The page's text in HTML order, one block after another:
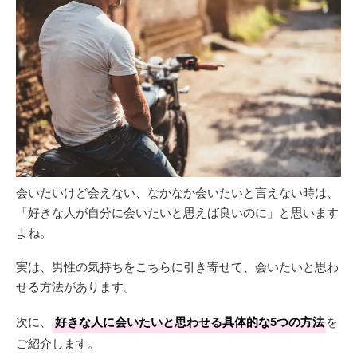
会いたいけど会えない、なかなか会いたいと言えない時は、
「好きな人が自分に会いたいと思えば良いのに」と思います
よね。
実は、男性の気持ちをこちらに引き寄せて、会いたいと思わ
せる方法があります。
次に、 好きな人に会いたいと思わせる具体的な5つの方法を
ご紹介します。